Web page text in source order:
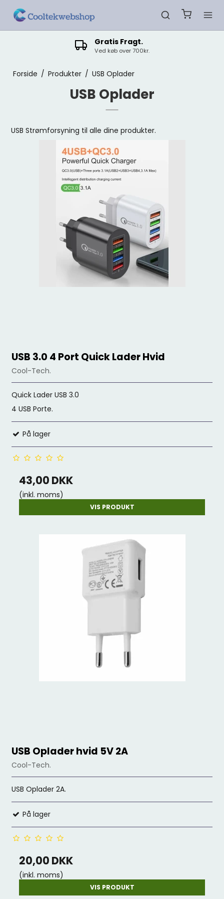
Gratis Fragt.
Ved køb over 700kr.
Forside / Produkter / USB Oplader
USB Oplader
USB Strømforsyning til alle dine produkter.
USB 3.0 4 Port Quick Lader Hvid
Cool-Tech.
Quick Lader USB 3.0
4 USB Porte.
På lager
43,00 DKK
(inkl. moms)
VIS PRODUKT
USB Oplader hvid 5V 2A
Cool-Tech.
USB Oplader 2A.
På lager
20,00 DKK
(inkl. moms)
VIS PRODUKT